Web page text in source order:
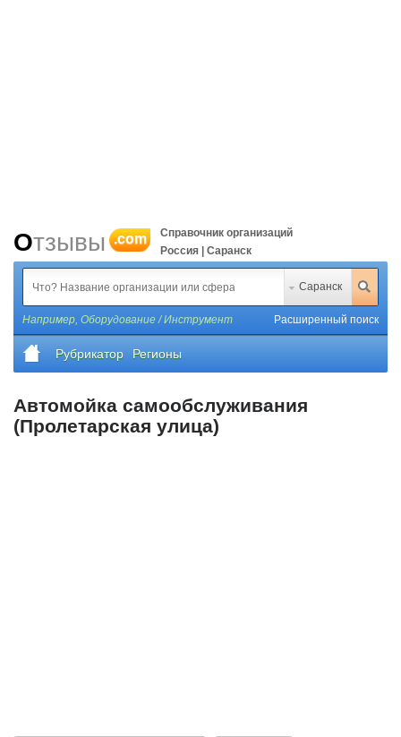
Отзывы .com
Справочник организаций
Россия | Саранск
Саранск
Например, Оборудование / Инструмент Расширенный поиск
Рубрикатор Регионы
Автомойка самообслуживания
(Пролетарская улица)